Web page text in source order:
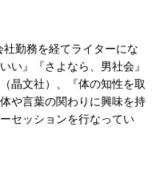
勤務を経てライターにな
い』『さよなら、男社会』
晶文社）、『体の知性を取
や言葉の関わりに興味を持
セッションを行なってい